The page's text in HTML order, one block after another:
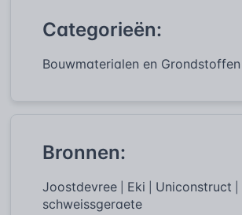
Categorieën:
Bouwmaterialen en Grondstoffen
Bronnen:
Joostdevree Eki Uniconstruct
schweissgeraete